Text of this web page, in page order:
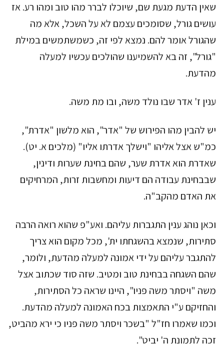
שאין הדעת מגעת שם, שיוכלו לברר מהו טוב ומהו רע. אז
עושים גורל, שסומכים עצמם לא על השכל, אלא מה
שהגורל אומר להם. נמצא לפי זה, כשמשתמשים במילת
"גורל", זה בא להשמיענו שהולכים עכשיו למעלה
מהדעת.
ענין ז' אדר שבו נולד משה, ובו מת משה.
יש להבין מהו הפירוש של "אדר", הוא מלשון "אדרת",
כמ"ש אצל אליהו "וישלך אדרתו אליו" (מלכים א. יט).
שאדרת הוא אדרת שער, שהם בחינת שערות ודינין,
שבבחינת עבודה הם דיעות ומחשבות זרות, המרחיקים
את האדם מהקב"ה.
וכאן נוהג ענין התגברות עליהם. ואע"פ שהוא רואה הרבה
סתירות, שנמצא בהשגחתו ית', מכל מקום הוא צריך
להתגבר עליהם על ידי אמונה למעלה מהדעת, ולומר,
שהם השגחה בבחינת טוב ומטיב. שזה סוד שכתוב אצל
משה "ויסתר משה פניו", היינו שראה כל הסתירות,
והחזיקם ע"י התאמצות בכח האמונה למעלה מהדעת.
וכמו שאמרו חז"ל "בשכר ויסתר משה פניו כי ירא מהביט,
זכה לתמונת ה' יביט".